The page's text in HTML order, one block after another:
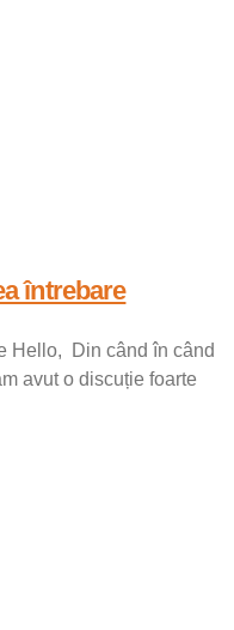
întrebare
Hello, Din când în când
avut o discuție foarte